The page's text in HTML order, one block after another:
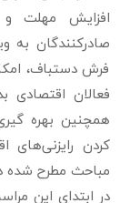
افزایش مهلت
صادرکنندگان به
فرش دستباف،
فعالان اقتصادی
همچنین بهره
کردن رایزنی‌های
مباحث مطرح شده
در ابتدای این